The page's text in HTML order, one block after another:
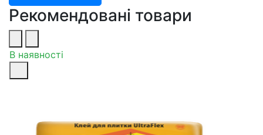
Рекомендовані товари
В наявності